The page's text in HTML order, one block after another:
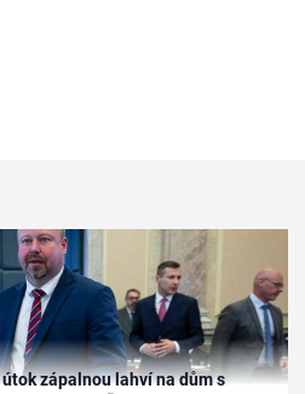
zápalnou lahví na dům s